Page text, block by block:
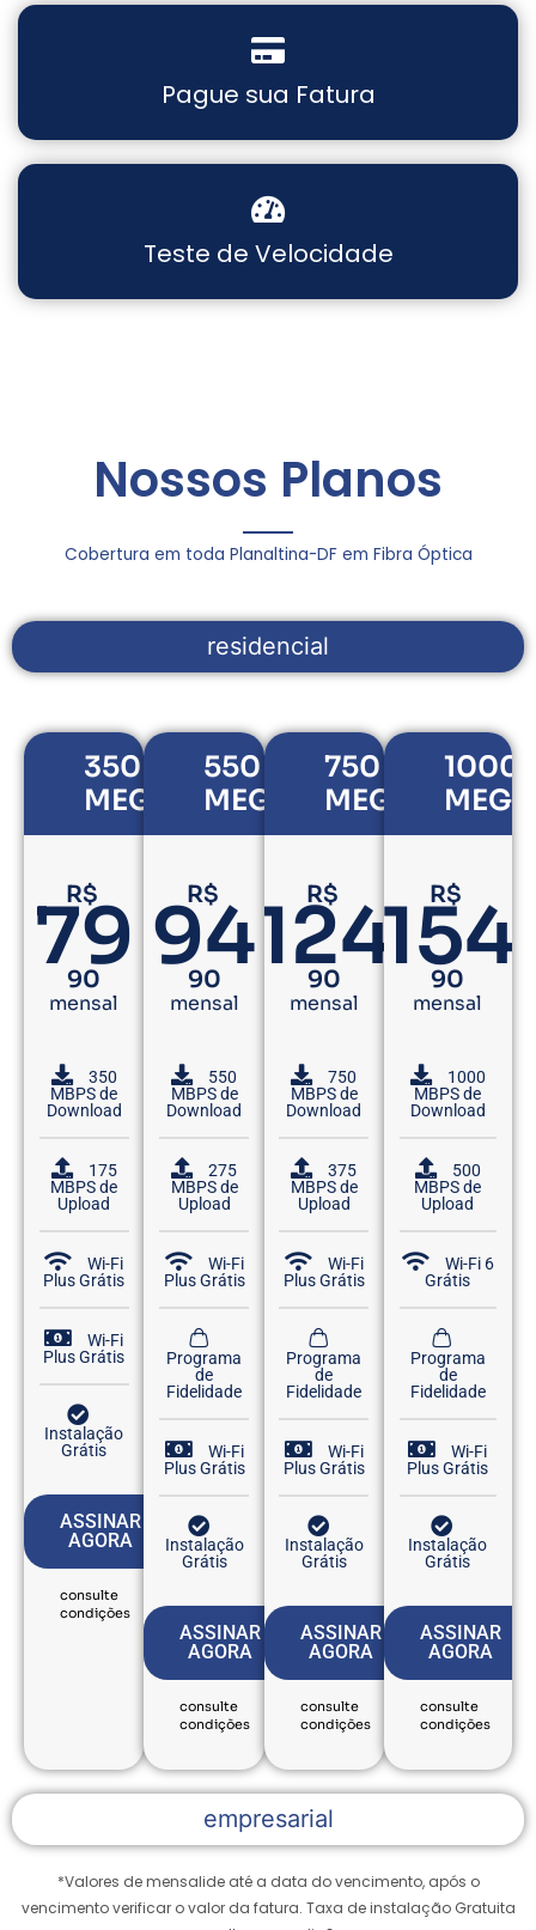
Pague sua Fatura
Teste de Velocidade
Nossos Planos
Cobertura em toda Planaltina-DF em Fibra Óptica
residencial
empresarial
350
MEGAS
R$
79
90
mensal
350
MBPS de
Download
175
MBPS de
Upload
Wi-Fi
Plus Grátis
Wi-Fi
Plus Grátis
Instalação
Grátis
ASSINAR
AGORA
consulte
condições
550
MEGAS
R$
94
90
mensal
550
MBPS de
Download
275
MBPS de
Upload
Wi-Fi
Plus Grátis
Programa
de
Fidelidade
Wi-Fi
Plus Grátis
Instalação
Grátis
ASSINAR
AGORA
consulte
condições
750
MEGAS
R$
124
90
mensal
750
MBPS de
Download
375
MBPS de
Upload
Wi-Fi
Plus Grátis
Programa
de
Fidelidade
Wi-Fi
Plus Grátis
Instalação
Grátis
ASSINAR
AGORA
consulte
condições
1000
R$
154
90
mensal
1000
MBPS de
Download
500
MBPS de
Upload
Wi-Fi 6
Grátis
Programa
de
Fidelidade
Wi-Fi
Plus Grátis
Instalação
Grátis
ASSINAR
AGORA
consulte
condições
*Valores de mensalide até a data do vencimento, após o
vencimento verificar o valor da fatura. Taxa de instalação Gratuita